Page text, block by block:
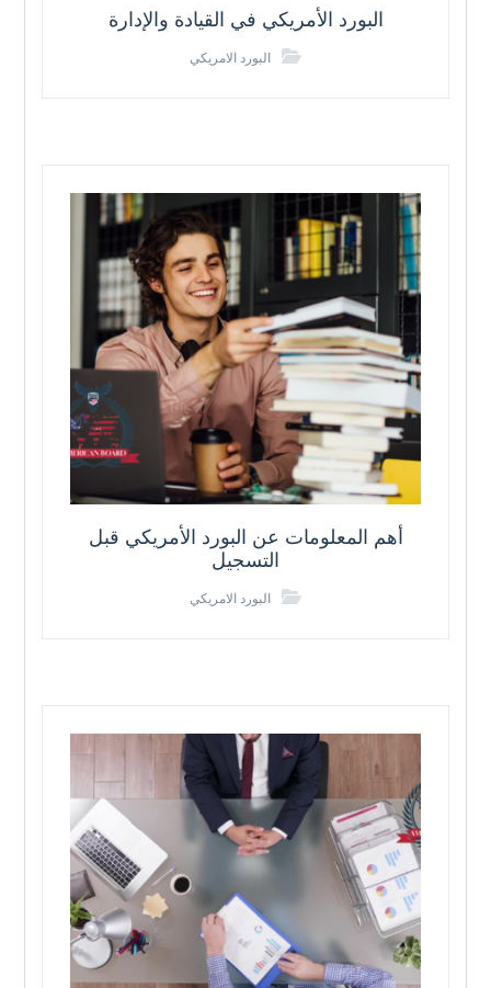
البورد الأمريكي في القيادة والإدارة
البورد الامريكي
أهم المعلومات عن البورد الأمريكي قبل
التسجيل
البورد الامريكي